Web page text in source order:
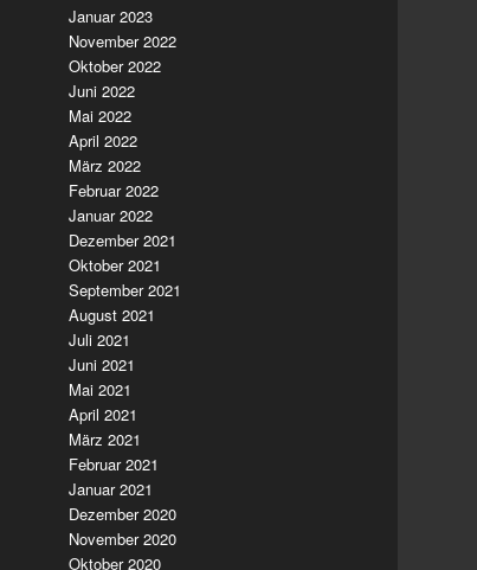
Januar 2023
November 2022
Oktober 2022
Juni 2022
Mai 2022
April 2022
März 2022
Februar 2022
Januar 2022
Dezember 2021
Oktober 2021
September 2021
August 2021
Juli 2021
Juni 2021
Mai 2021
April 2021
März 2021
Februar 2021
Januar 2021
Dezember 2020
November 2020
Oktober 2020